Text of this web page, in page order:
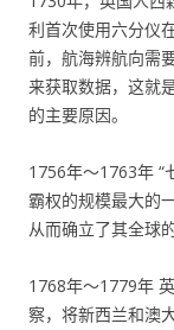
利首次使用六分仪
前，航海辨航向需
来获取数据，这就
的主要原因。
1756年～1763年 “
霸权的规模最大的
从而确立了其全球
1768年～1779年
察，将新西兰和澳